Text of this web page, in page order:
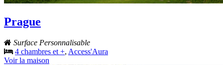
Prague
Surface Personnalisable
4 chambres et +, Access'Aura
Voir la maison